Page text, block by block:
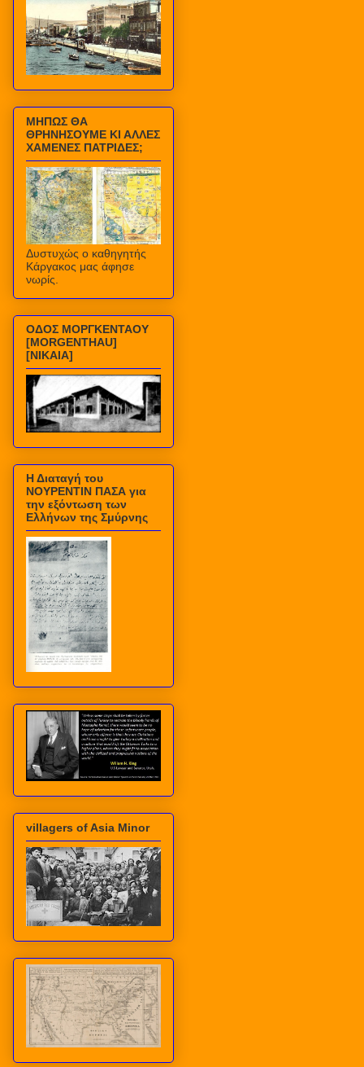
ΜΗΠΩΣ ΘΑ
ΘΡΗΝΗΣΟΥΜΕ ΚΙ ΑΛΛΕΣ
ΧΑΜΕΝΕΣ ΠΑΤΡΙΔΕΣ;
Δυστυχώς ο καθηγητής
Κάργακος μας άφησε
νωρίς.
ΟΔΟΣ ΜΟΡΓΚΕΝΤΑΟΥ
[MORGENTHAU]
[ΝΙΚΑΙΑ]
Η Διαταγή του
ΝΟΥΡΕΝΤΙΝ ΠΑΣΑ για
την εξόντωση των
Ελλήνων της Σμύρνης
villagers of Asia Minor